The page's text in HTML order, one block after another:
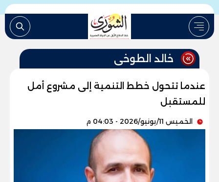
خالد الطوخى
عندما تتحول خطط التنمية إلى مشروع أمل
للمستقبل
الخميس 11/يونيو/2026 - 04:03 م